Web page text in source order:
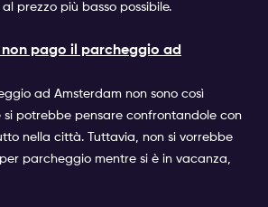
prezzo più basso possibile.
non pago il parcheggio ad
ad Amsterdam non sono così
si potrebbe pensare confrontandole con
nella città. Tuttavia, non si vorrebbe
parcheggio mentre si è in vacanza,